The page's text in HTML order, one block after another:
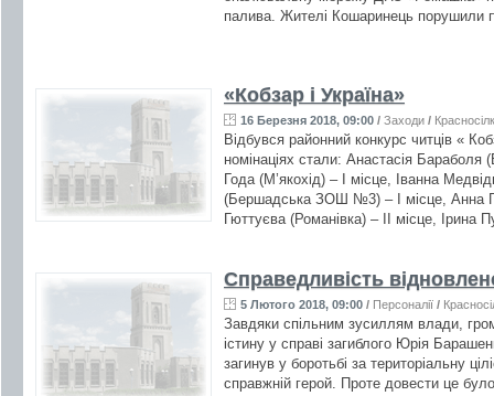
палива. Жителі Кошаринець порушили
«Кобзар і Україна»
16 Березня 2018, 09:00 / Заходи /
Відбувся районний конкурс читців «
номінаціях стали: Анастасія
Года (М’якохід) – І місце, Іванна
(Бершадська ЗОШ №3) – І місце, Анна
Гюттуєва (Романівка) – ІІ місце, Ірина
Справедливість
5 Лютого 2018, 09:00 / Персоналії /
Завдяки спільним зусиллям влади,
істину у справі загиблого Юрія
загинув у боротьбі за територіальну
справжній герой. Проте довести це